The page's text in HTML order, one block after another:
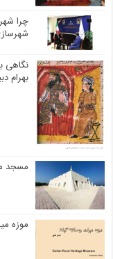
چرا
نگاهی
بهرام
مسجد
موزه